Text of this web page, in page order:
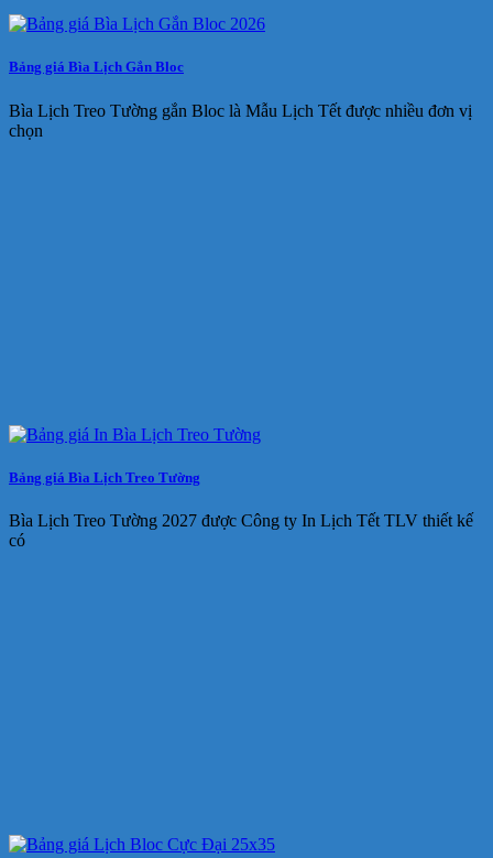
Bảng giá Bìa Lịch Gắn Bloc
Bìa Lịch Treo Tường gắn Bloc là Mẫu Lịch Tết được nhiều đơn vị
chọn
Bảng giá Bìa Lịch Treo Tường
Bìa Lịch Treo Tường 2027 được Công ty In Lịch Tết TLV thiết kế
có